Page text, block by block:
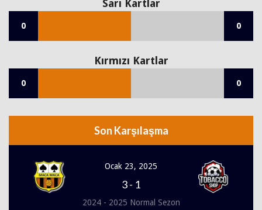
Sarı Kartlar
0 0
Kırmızı Kartlar
0 0
Son Karşılaşma
Ocak 23, 2025
3- 1
2024 - 2025 Normal Sezon